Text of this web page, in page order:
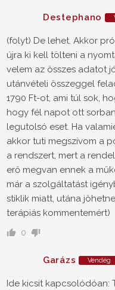
Destephano
(folyt) De lehet. Akkor
újra ki kell tölteni a
velem az összes adatot
utánvételi összeggel
1790 Ft-ot, ami túl sok,
hogy fél napot ott
legutolsó eset. Ha
akkor tuti megszívom a
a rendszert, mert a
erő megvan ennek a
már a szolgáltatást
stiklik miatt, utána
terápiás kommentemért)
0
Garázs Vendég
Ide kicsit kapcsolódóan: